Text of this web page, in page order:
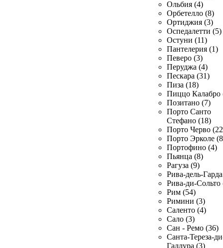
Ольбия (4)
Орбетелло (8)
Ортиджия (3)
Оспедалетти (5)
Остуни (11)
Пантелерия (1)
Певеро (3)
Перуджа (4)
Пескара (31)
Пиза (18)
Пиццо Калабро
Позитано (7)
Порто Санто
Стефано (18)
Порто Черво
Порто Эрколе
Портофино (4)
Пьянца (8)
Рагуза (9)
Рива-дель-
Рива-ди-Сольто
Рим (54)
Римини (3)
Саленто (4)
Сало (3)
Сан - Ремо (36)
Санта-Тереза-
Галлура (3)